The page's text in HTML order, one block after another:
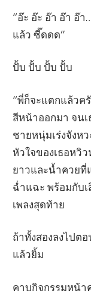
“อ๊ะ อ๊ะ อ๊า อ๊า อ๊
แล้ว ซี๊ดดด”
ปั้บ ปั้บ ปั้บ ปั้บ
“พี่ก็จะแตกแล้วค
สีหน้าออกมา จน
ชายหนุ่มเร่งจังห
หัวใจของเธอหวิ
ยาวและน้ำควยที่
ฉ่ำแฉะ พร้อมกับ
เพลงสุดท้าย
ถ้าทั้งสองลงไปต
แล้วยิ้ม
คาบกิจกรรมหน้า